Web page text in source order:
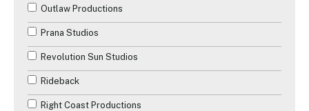
Outlaw Productions
Prana Studios
Revolution Sun Studios
Rideback
Right Coast Productions